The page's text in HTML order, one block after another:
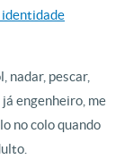
nadar, pescar,
engenheiro, me
no colo quando